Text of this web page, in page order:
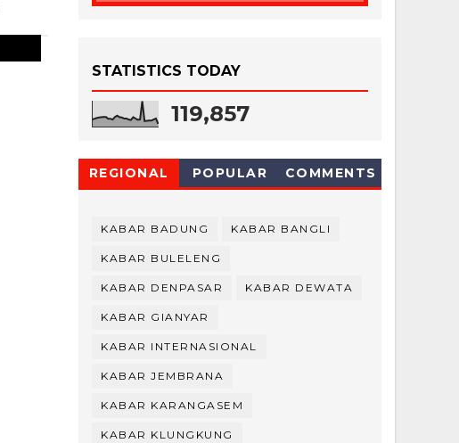
STATISTICS TODAY
119,857
REGIONAL POPULAR COMMENTS
KABAR BADUNG KABAR BANGLI
KABAR BULELENG
KABAR DENPASAR KABAR DEWATA
KABAR GIANYAR
KABAR INTERNASIONAL
KABAR JEMBRANA
KABAR KARANGASEM
KABAR KLUNGKUNG